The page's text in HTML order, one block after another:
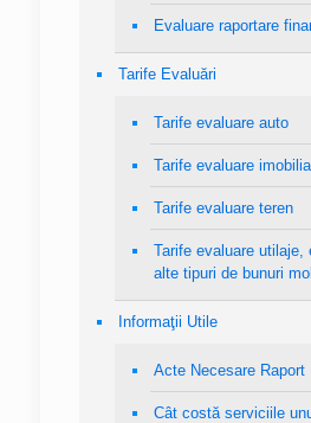
Evaluare raportare
Tarife Evaluări
Tarife evaluare auto
Tarife evaluare
Tarife evaluare teren
Tarife evaluare utilaje,
alte tipuri de bunuri
Informaţii Utile
Acte Necesare Raport
Cât costă serviciile